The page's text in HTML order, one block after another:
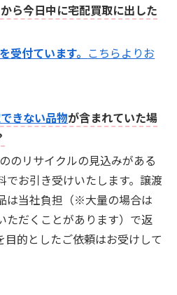
ら今日中に宅配買取に出した
受付ています。 こちらよりお
きない品物が含まれていた場
のリサイクルの見込みがある
でお引き受けいたします。譲渡
は当社負担（※大量の場合は
ただくことがあります）で返
目的としたご依頼はお受けして